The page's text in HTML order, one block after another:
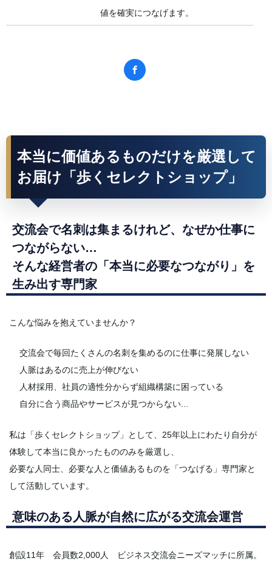
値を確実につなげます。
本当に価値あるものだけを厳選して
お届け「歩くセレクトショップ」
交流会で名刺は集まるけれど、なぜか仕事に
つながらない…
そんな経営者の「本当に必要なつながり」を
生み出す専門家
こんな悩みを抱えていませんか？
交流会で毎回たくさんの名刺を集めるのに仕事に発展しない
人脈はあるのに売上が伸びない
人材採用、社員の適性分からず組織構築に困っている
自分に合う商品やサービスが見つからない...
私は「歩くセレクトショップ」として、25年以上にわたり自分が
体験して本当に良かったもののみを厳選し、
必要な人同士、必要な人と価値あるものを「つなげる」専門家と
して活動しています。
意味のある人脈が自然に広がる交流会運営
創設11年 会員数2,000人 ビジネス交流会ニーズマッチに所属。